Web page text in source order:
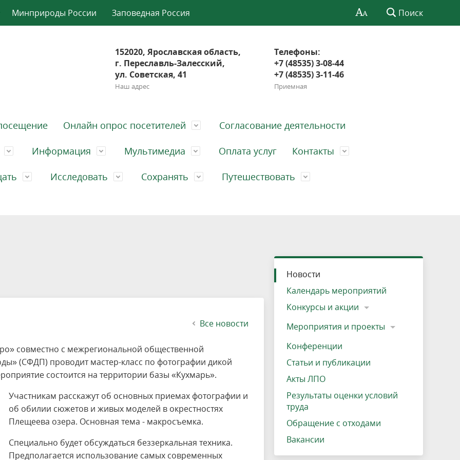
Минприроды России Заповедная Россия Поиск
152020, Ярославская область,
г. Переславль-Залесский,
ул. Советская, 41
Наш адрес
Телефоны:
+7 (48535) 3-08-44
+7 (48535) 3-11-46
Приемная
Озеро Плещеево
Вакансии
Онлайн опрос посетителей Согласование деятельности
Экологические тропы и туристские
маршруты
на озере Зоны для парусного спорта
Прокат велосипедов
Адрес, телефон, схема проезда
Информация
Результаты оценки условий труда
Мультимедиа Оплата услуг Контакты
Интерактивная карта
Исследовать Сохранять
Кадастр объектов животного мира, не
отнесенных к объектам охоты
Интерактивная карта
Путешествовать
Все новости
совместно с межрегиональной общественной
(СФДП) проводит мастер-класс по фотографии дикой
состоится на территории базы «Кухмарь».
Участникам расскажут об основных приемах фотографии и
об обилии сюжетов и живых моделей в окрестностях
Плещеева озера. Основная тема - макросъемка.
Специально будет обсуждаться беззеркальная техника.
Предполагается использование самых современных
Новости
Календарь мероприятий
Конкурсы и акции
Мероприятия и проекты
Конференции
Статьи и публикации
Акты ЛПО
Результаты оценки условий
труда
Обращение с отходами
Вакансии